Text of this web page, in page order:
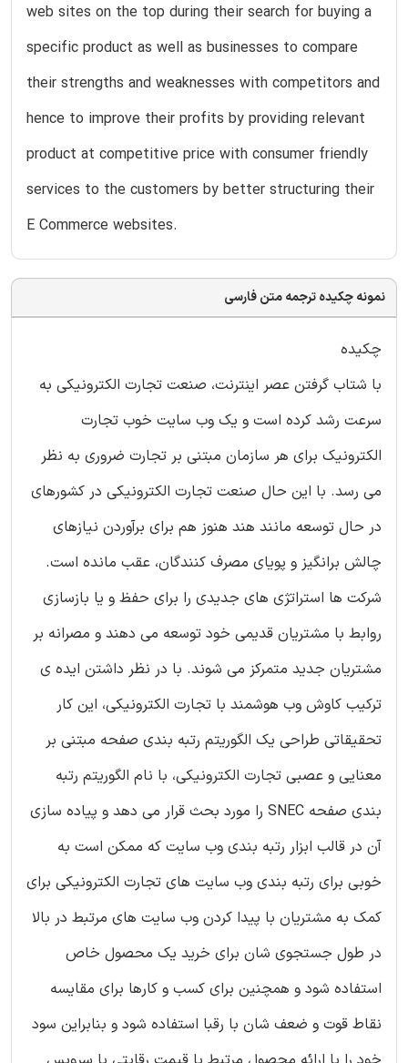
web sites on the top during their search for buying a
specific product as well as businesses to compare
their strengths and weaknesses with competitors and
hence to improve their profits by providing relevant
product at competitive price with consumer friendly
services to the customers by better structuring their
E Commerce websites.
نمونه چکیده ترجمه متن فارسی
چکیده
با شتاب گرفتن عصر اینترنت، صنعت تجارت الکترونیکی به
سرعت رشد کرده است و یک وب سایت خوب تجارت
الکترونیک برای هر سازمان مبتنی بر تجارت ضروری به نظر
می رسد. با این حال صنعت تجارت الکترونیکی در کشورهای
در حال توسعه مانند هند هنوز هم برای برآوردن نیازهای
چالش برانگیز و پویای مصرف کنندگان، عقب مانده است.
شرکت ها استراتژی های جدیدی را برای حفظ و یا بازسازی
روابط با مشتریان قدیمی خود توسعه می دهند و مصرانه بر
مشتریان جدید متمرکز می شوند. با در نظر داشتن ایده ی
ترکیب کاوش وب هوشمند با تجارت الکترونیکی، این کار
تحقیقاتی طراحی یک الگوریتم رتبه بندی صفحه مبتنی بر
معنایی و عصبی تجارت الکترونیکی، با نام الگوریتم رتبه
بندی صفحه SNEC را مورد بحث قرار می دهد و پیاده سازی
آن در قالب ابزار رتبه بندی وب سایت که ممکن است به
خوبی برای رتبه بندی وب سایت های تجارت الکترونیکی برای
کمک به مشتریان با پیدا کردن وب سایت های مرتبط در بالا
در طول جستجوی شان برای خرید یک محصول خاص
استفاده شود و همچنین برای کسب و کارها برای مقایسه
نقاط قوت و ضعف شان با رقبا استفاده شود و بنابراین سود